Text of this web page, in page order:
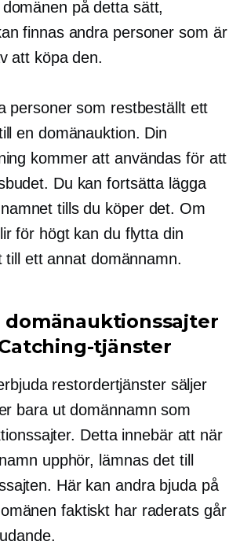
på detta sätt,
finnas andra personer som är
att köpa den.
personer som restbeställt ett
en domänauktion. Din
kommer att användas för att
Du kan fortsätta lägga
tills du köper det. Om
för högt kan du flytta din
till ett annat domännamn.
domänauktionssajter
tjänster
restordertjänster säljer
bara ut domännamn som
Detta innebär att när
upphör, lämnas det till
Här kan andra bjuda på
faktiskt har raderats går